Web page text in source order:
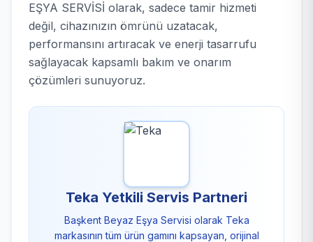
EŞYA SERVİSİ olarak, sadece tamir hizmeti
değil, cihazınızın ömrünü uzatacak,
performansını artıracak ve enerji tasarrufu
sağlayacak kapsamlı bakım ve onarım
çözümleri sunuyoruz.
Teka Yetkili Servis Partneri
Başkent Beyaz Eşya Servisi olarak Teka
markasının tüm ürün gamını kapsayan, orijinal